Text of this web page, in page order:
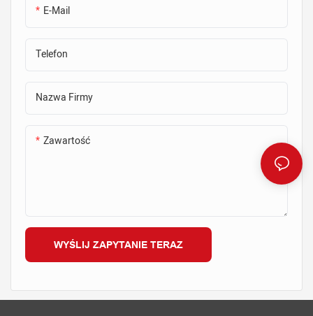
E-Mail
Telefon
Nazwa Firmy
Zawartość
WYŚLIJ ZAPYTANIE TERAZ
prefabrykowanych
stabilne trzymanie podczas